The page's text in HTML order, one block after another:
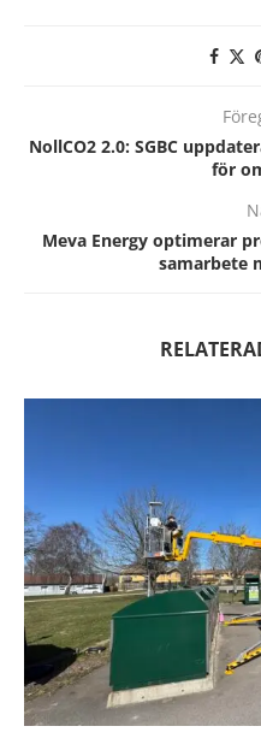
NollCO2 2.0: SGBC
för
Meva Energy optimerar
samarbete